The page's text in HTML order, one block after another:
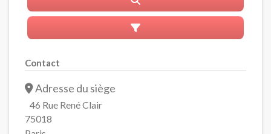
Advanced Filters
Contact
Adresse du siège
46 Rue René Clair
75018